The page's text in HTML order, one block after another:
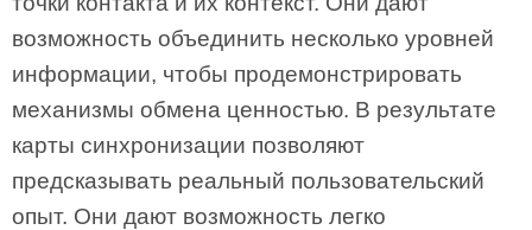
возможность объединить несколько уровней
информации, чтобы продемонстрировать
механизмы обмена ценностью. В результате
карты синхронизации позволяют
предсказывать реальный пользовательский
опыт. Они дают возможность легко